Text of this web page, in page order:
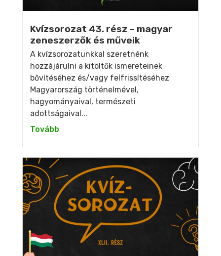
Kvízsorozat 43. rész – magyar
zeneszerzők és műveik
A kvízsorozatunkkal szeretnénk
hozzájárulni a kitöltők ismereteinek
bővítéséhez és/vagy felfrissítéséhez
Magyarország történelmével,
hagyományaival, természeti
adottságaival...
Tovább